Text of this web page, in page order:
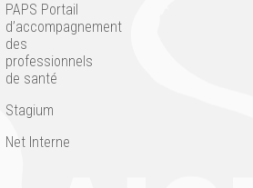
PAPS Portail
d’accompagnement
des
professionnels
de santé
Stagium
Net Interne